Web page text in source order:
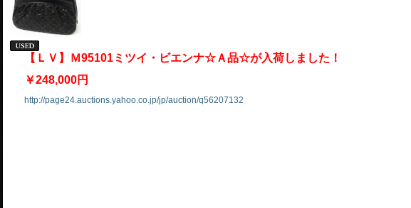
【ＬＶ】Ｍ95101ミツイ・ビエンナ☆Ａ品☆が入荷しました！
￥248,000円
http://page24.auctions.yahoo.co.jp/jp/auction/q56207132